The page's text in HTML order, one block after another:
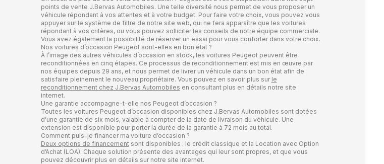
points de vente J.Bervas Automobiles. Une telle diversité nous permet de vous proposer un
véhicule répondant à vos attentes et à votre budget. Pour faire votre choix, vous pouvez vous
appuyer sur le système de filtre de notre site web, qui ne fera apparaître que les voitures
répondant à vos critères, ou vous pouvez solliciter les conseils de notre équipe commerciale.
Vous avez également la possibilité de réserver un essai pour vous conforter dans votre choix.
Nos voitures d’occasion Peugeot sont-elles en bon état ?
À l’image des autres véhicules d’occasion en stock, les voitures Peugeot peuvent être
reconditionnées en cinq étapes. Ce processus de reconditionnement est mis en œuvre par
nos équipes depuis 29 ans, et nous permet de livrer un véhicule dans un bon état afin de
satisfaire pleinement le nouveau propriétaire. Vous pouvez en savoir plus sur le
reconditionnement chez J.Bervas Automobiles en consultant plus en détails notre site
internet.
Une garantie accompagne-t-elle nos Peugeot d’occasion ?
Toutes les voitures Peugeot d’occasion disponibles chez J.Bervas Automobiles sont dotées
d’une garantie de six mois, valable à compter de la date de livraison du véhicule. Une
extension est disponible pour porter la durée de la garantie à 72 mois au total.
Comment puis-je financer ma voiture d’occasion ?
Deux options de financementsont disponibles : le crédit classique et la Location avec Option
d’Achat (LOA). Chaque solution présente des avantages qui leur sont propres, et que vous
pouvez découvrir plus en détails sur notre site internet.